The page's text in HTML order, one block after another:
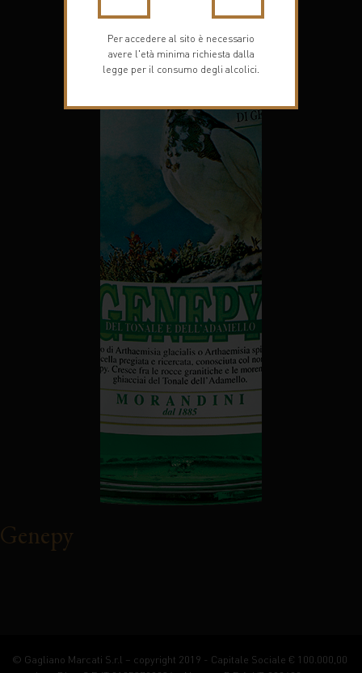
Genepy
© Gagliano Marcati S.r.l – copyright 2019 - Capitale Sociale € 100.000,00
Per accedere al sito è necessario
avere l'età minima richiesta dalla
legge per il consumo degli alcolici.